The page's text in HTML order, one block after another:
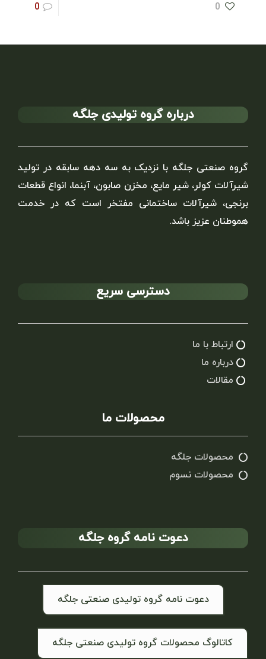
0
0
درباره گروه تولیدی جلگه
گروه صنعتی جلگه با نزدیک به سه دهه سابقه در تولید
شیرآلات کولر، شیر مایع، مخزن صابون، آبنما، انواع قطعات
برنجی، شیرآلات ساختمانی مفتخر است که در خدمت
هموطنان عزیز باشد.
دسترسی سریع
ارتباط با ما
درباره ما
مقالات
محصولات ما
محصولات جلگه
محصولات نسوم
دعوت نامه گروه جلگه
دعوت نامه گروه تولیدی صنعتی جلگه
کاتالوگ محصولات گروه تولیدی صنعتی جلگه